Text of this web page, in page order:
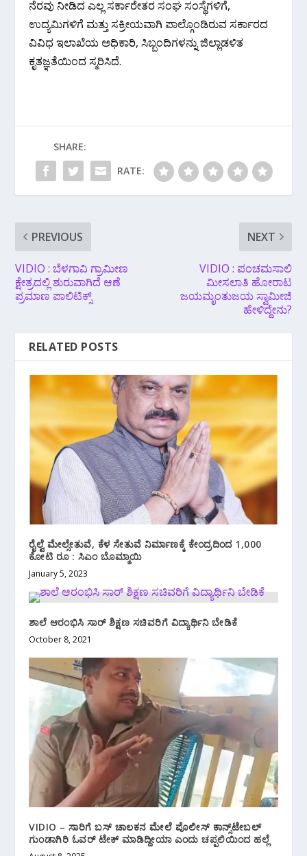
ನೆರವು ನೀಡಿದ ಎಲ್ಲ ಸರ್ಕಾರೇತರ ಸಂಘ ಸಂಸ್ಥೆಗಳಿಗೆ,
ಉದ್ಯಮಿಗಳಿಗೆ ಮತ್ತು ಸಕ್ರೀಯವಾಗಿ ಪಾಲ್ಗೊಂಡಿರುವ ಸರ್ಕಾರದ
ವಿವಿಧ ಇಲಾಖೆಯ ಅಧಿಕಾರಿ, ಸಿಬ್ಬಂದಿಗಳನ್ನು ಜಿಲ್ಲಾಡಳಿತ
ಕೃತಜ್ಞತೆಯಿಂದ ಸ್ಮರಿಸಿದೆ.
SHARE:
RATE:
PREVIOUS
VIDIO : ಬೆಳಗಾವಿ ಗ್ರಾಮೀಣ
ಕ್ಷೇತ್ರದಲ್ಲಿ ಶುರುವಾಗಿದೆ ಆಣೆ
ಪ್ರಮಾಣ ಪಾಲಿಟಿಕ್ಸ್
NEXT
VIDIO : ಪಂಚಮಸಾಲಿ
ಮೀಸಲಾತಿ ಹೋರಾಟ
ಜಯಮೃಂತುಜಯ ಸ್ವಾಮೀಜಿ
ಹೇಳಿದ್ದೇನು?
RELATED POSTS
ರೈಲ್ವೆ ಮೇಲ್ಸೇತುವೆ, ಕೆಳ ಸೇತುವೆ ನಿರ್ಮಾಣಕ್ಕೆ ಕೇಂದ್ರದಿಂದ 1,000
ಕೋಟಿ ರೂ : ಸಿಎಂ ಬೊಮ್ಮಾಯಿ
January 5, 2023
ಶಾಲೆ ಆರಂಭಿಸಿ ಸಾರ್ ಶಿಕ್ಷಣ ಸಚಿವರಿಗೆ ವಿದ್ಯಾರ್ಥಿನಿ ಬೇಡಿಕೆ
October 8, 2021
VIDIO – ಸಾರಿಗೆ ಬಸ್ ಚಾಲಕನ ಮೇಲೆ ಪೊಲೀಸ್ ಕಾನ್ಸ್‌ಟೇಬಲ್
ಗುಂಡಾಗಿರಿ ಓವರ್ ಟೇಕ್ ಮಾಡಿದ್ದೀಯಾ ಎಂದು ಚಪ್ಪಲಿಯಿಂದ ಹಲ್ಲೆ